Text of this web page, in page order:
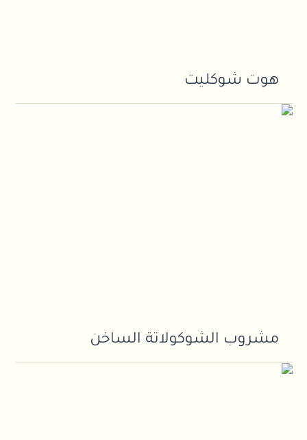
هوت شوكليت
مشروب الشوكولاتة الساخن